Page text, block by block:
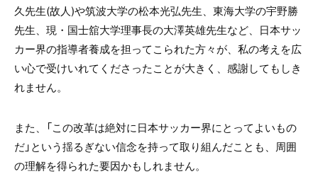
久先生(故人)や筑波大学の松本光弘先生、東海大学の宇野勝
先生、現・国士舘大学理事長の大澤英雄先生など、日本サッ
カー界の指導者養成を担ってこられた方々が、私の考えを広
い心で受けいれてくださったことが大きく、感謝してもしき
れません。
また、「この改革は絶対に日本サッカー界にとってよいもの
だ」という揺るぎない信念を持って取り組んだことも、周囲
の理解を得られた要因かもしれません。